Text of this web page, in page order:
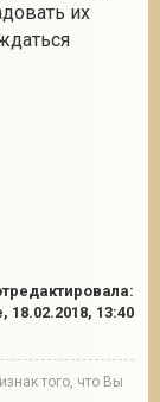
их
18.02.2018, 13:40
того, что Вы